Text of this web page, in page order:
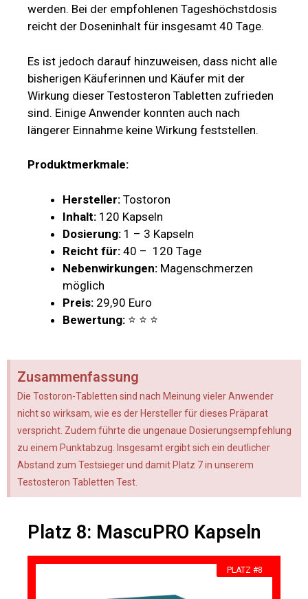
werden. Bei der empfohlenen Tageshöchstdosis
reicht der Doseninhalt für insgesamt 40 Tage.
Es ist jedoch darauf hinzuweisen, dass nicht alle
bisherigen Käuferinnen und Käufer mit der
Wirkung dieser Testosteron Tabletten zufrieden
sind. Einige Anwender konnten auch nach
längerer Einnahme keine Wirkung feststellen.
Produktmerkmale:
Hersteller: Tostoron
Inhalt: 120 Kapseln
Dosierung: 1 – 3 Kapseln
Reicht für: 40 – 120 Tage
Nebenwirkungen: Magenschmerzen
möglich
Preis: 29,90 Euro
Bewertung: ⭐ ⭐ ⭐
Zusammenfassung
Die Tostoron-Tabletten sind nach Meinung vieler Anwender
nicht so wirksam, wie es der Hersteller für dieses Präparat
verspricht. Zudem führte die ungenaue Dosierungsempfehlung
zu einem Punktabzug. Insgesamt ergibt sich ein deutlicher
Abstand zum Testsieger und damit Platz 7 in unserem
Testosteron Tabletten Test.
Platz 8: MascuPRO Kapseln
PLATZ #8